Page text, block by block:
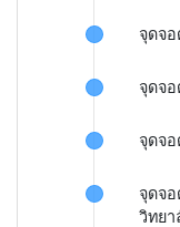
จุดจ
จุดจ
จุดจ
จุดจ
วิทยา